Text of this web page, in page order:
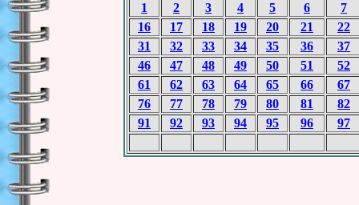
1 2 3 4 5 6
7
16
17 18 19 20 21
22
31
32 33 34 35 36
37
46
47 48 49 50 51
52
61
62 63 64 65 66
67
76
77 78 79 80 81
82
91
92 93 94 95 96 97